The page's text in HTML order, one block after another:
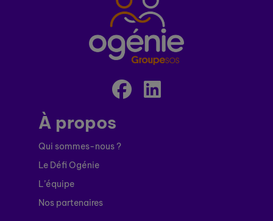
À propos
Qui sommes-nous ?
Le Défi Ogénie
L’équipe
Nos partenaires